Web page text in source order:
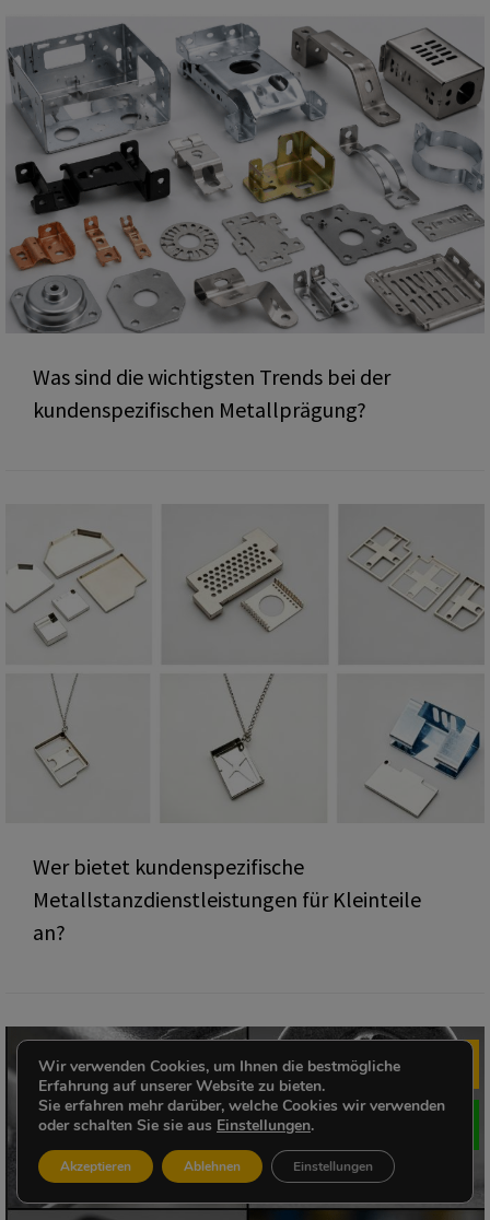
Was sind die wichtigsten Trends bei der
kundenspezifischen Metallprägung?
Wer bietet kundenspezifische
Metallstanzdienstleistungen für Kleinteile
an?
Wir verwenden Cookies, um Ihnen die bestmögliche
Erfahrung auf unserer Website zu bieten.
Sie erfahren mehr darüber, welche Cookies wir verwenden
oder schalten Sie sie aus Einstellungen.
Akzeptieren Ablehnen Einstellungen